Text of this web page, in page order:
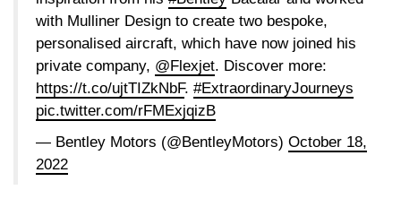
with Mulliner Design to create two bespoke,
personalised aircraft, which have now joined his
private company, @Flexjet. Discover more:
https://t.co/ujtTIZkNbF. #ExtraordinaryJourneys
pic.twitter.com/rFMExjqizB
— Bentley Motors (@BentleyMotors) October 18,
2022